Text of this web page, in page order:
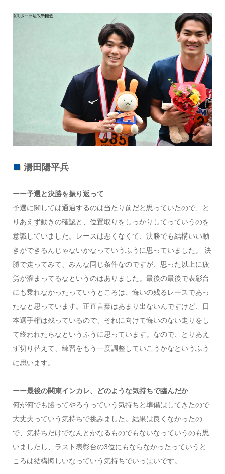
湯田陽平兵
ーー予選と決勝を振り返って
予選に関しては通過するのは当たり前だと思っていたので、と
りあえず動きの確認と、位置取りをしっかりしてっていうのを
意識していました。レースは悪くなくて、決勝でも結構いい動
きができるんじゃないかなっていうふうに思っていました。 決
勝で走ってみて、みんな同じ条件なのですが、思った以上に疲
労が溜まってるなというのはありました。最後の最後で表彰台
にも乗れなかったっていうところは、悔いの残るレースであっ
たなと思っています。正直言葉はあまり出ないんですけど、日
本選手権は残っているので、それに向けて悔いのない走りをし
て終われたらなというふうに思っています。なので、とりあえ
ず切り替えて、練習をもう一度調整していこうかなというふう
に思います。
ーー最後の関東インカレ、どのような気持ちで臨んだか
何が何でも勝ってやろうっていう気持ちと準備はしてきたので
大丈夫っていう気持ちで挑みました。結果は良くなかったの
で、気持ちだけでなんとかなるものでもないなっていうのも思
いましたし、ラスト表彰台の3位にもならなかったっていうと
ころは結構悔しいなっていう気持ちでいっぱいです。